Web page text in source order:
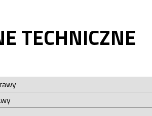
TECHNICZNE